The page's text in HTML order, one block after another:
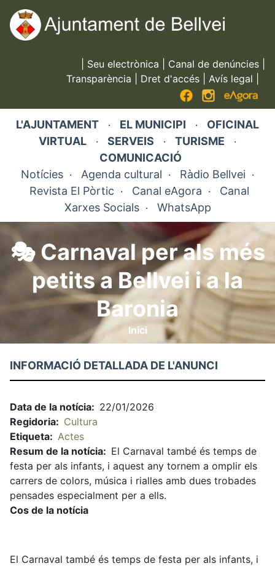
Vés
al
contingut
Seu electrònica Canal de denúncies
Transparència
Dret d'accés Avís legal
L'AJUNTAMENT · EL MUNICIPI · OFICINAL
VIRTUAL · SERVEIS · TURISME ·
COMUNICACIÓ
Notícies · Agenda cultural · Ràdio Bellvei ·
Revista El Pòrtic · Canal eAgora · Canal
Xarxes Socials· WhatsApp
🎭 Carnaval per als més
petits a Bellvei i a la
Baronia
Fil
d'ariadna
Inici
INFORMACIÓ DETALLADA DE L'ANUNCI
Data de la notícia
22/01/2026
Regidoria
Cultura
Etiqueta
Actes
Resum de la notícia
El Carnaval també és temps de
festa per als infants, i aquest any tornem a omplir els
carrers de colors, música i rialles amb dues trobades
pensades especialment per a ells.
Cos de la notícia
El Carnaval també és temps de festa per als infants, i